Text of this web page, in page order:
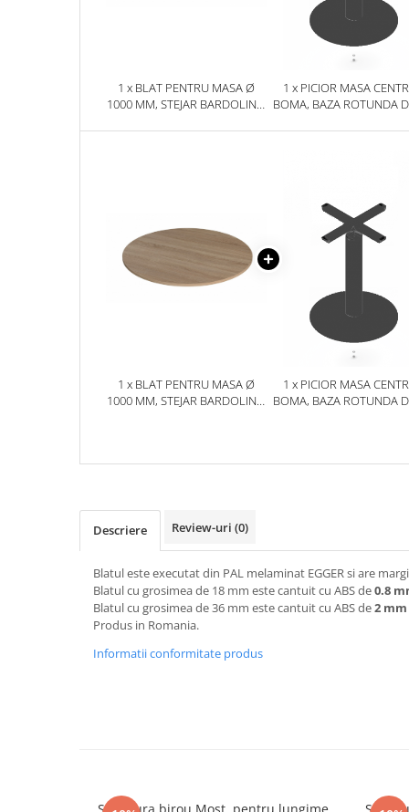
1 x BLAT PENTRU MASA Ø
1000 MM, STEJAR BARDOLINO
1 x PICIOR MASA
BOMA, BAZA ROTUNDA
620 MM
1 x BLAT PENTRU MASA Ø
1000 MM, STEJAR BARDOLINO
1 x PICIOR MASA
BOMA, BAZA ROTUNDA
Descriere Review-uri (0)
Blatul este executat din PAL melaminat EGGER si are
Blatul cu grosimea de 18 mm este cantuit cu ABS de0.8
Blatul cu grosimea de 36 mm este cantuit cu ABS de2 mm
Produs in Romania.
Informatii conformitate produs